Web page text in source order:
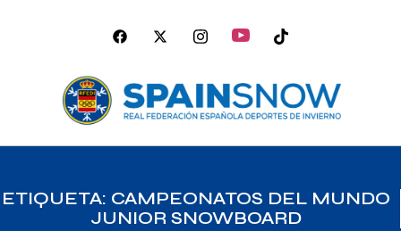
ETIQUETA: CAMPEONATOS DEL MUNDO
JUNIOR SNOWBOARD